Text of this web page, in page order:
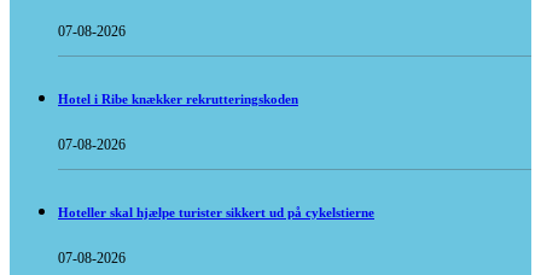
07-08-2026
Hotel i Ribe knækker rekrutteringskoden
07-08-2026
Hoteller skal hjælpe turister sikkert ud på cykelstierne
07-08-2026